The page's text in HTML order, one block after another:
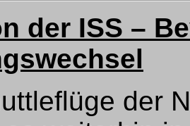
der ISS –
der